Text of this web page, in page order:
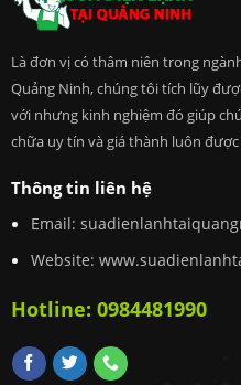
Là đơn vị có thâm niên trong
Quảng Ninh, chúng tôi tích lũy
với nhưng kinh nghiệm đó giúp
chữa uy tín và giá thành luôn
Thông tin liên hệ
Email:
Website:
Hotline: 0984481990